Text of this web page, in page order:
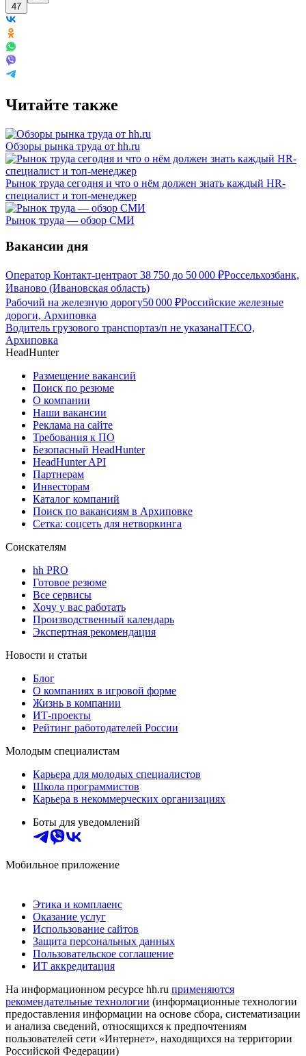
47
Читайте также
Обзоры рынка труда от hh.ru
Рынок труда сегодня и что о нём должен знать каждый HR-
специалист и топ-менеджер
Рынок труда — обзор СМИ
Вакансии дня
Оператор Контакт-центраот 38 750 до 50 000 ₽Россельхозбанк,
Иваново (Ивановская область)
Рабочий на железную дорогу50 000 ₽Российские железные
дороги, Архиповка
Водитель грузового транспортаз/п не указанаITECO,
Архиповка
HeadHunter
Размещение вакансий
Поиск по резюме
О компании
Наши вакансии
Реклама на сайте
Требования к ПО
Безопасный HeadHunter
HeadHunter API
Партнерам
Инвесторам
Каталог компаний
Поиск по вакансиям в Архиповке
Сетка: соцсеть для нетворкинга
Соискателям
hh PRO
Готовое резюме
Все сервисы
Хочу у вас работать
Производственный календарь
Экспертная рекомендация
Новости и статьи
Блог
О компаниях в игровой форме
Жизнь в компании
ИТ-проекты
Рейтинг работодателей России
Молодым специалистам
Карьера для молодых специалистов
Школа программистов
Карьера в некоммерческих организациях
Боты для уведомлений
Мобильное приложение
Этика и комплаенс
Оказание услуг
Использование сайтов
Защита персональных данных
Пользовательское соглашение
ИТ аккредитация
На информационном ресурсе hh.ru применяются
рекомендательные технологии (информационные технологии
предоставления информации на основе сбора, систематизации
и анализа сведений, относящихся к предпочтениям
пользователей сети «Интернет», находящихся на территории
Российской Федерации)